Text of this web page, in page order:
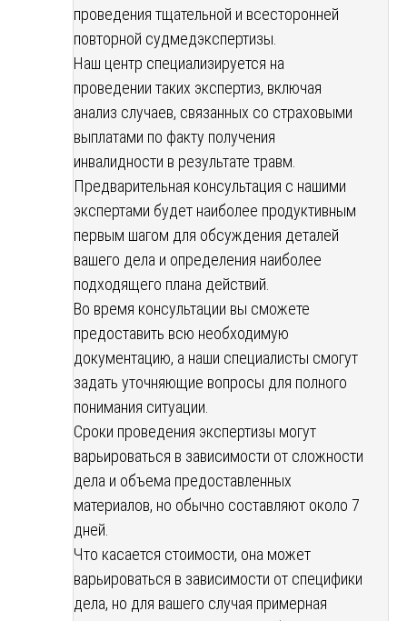
проведения тщательной и всесторонней
повторной судмедэкспертизы.
Наш центр специализируется на
проведении таких экспертиз, включая
анализ случаев, связанных со страховыми
выплатами по факту получения
инвалидности в результате травм.
Предварительная консультация с нашими
экспертами будет наиболее продуктивным
первым шагом для обсуждения деталей
вашего дела и определения наиболее
подходящего плана действий.
Во время консультации вы сможете
предоставить всю необходимую
документацию, а наши специалисты смогут
задать уточняющие вопросы для полного
понимания ситуации.
Сроки проведения экспертизы могут
варьироваться в зависимости от сложности
дела и объема предоставленных
материалов, но обычно составляют около 7
дней.
Что касается стоимости, она может
варьироваться в зависимости от специфики
дела, но для вашего случая примерная